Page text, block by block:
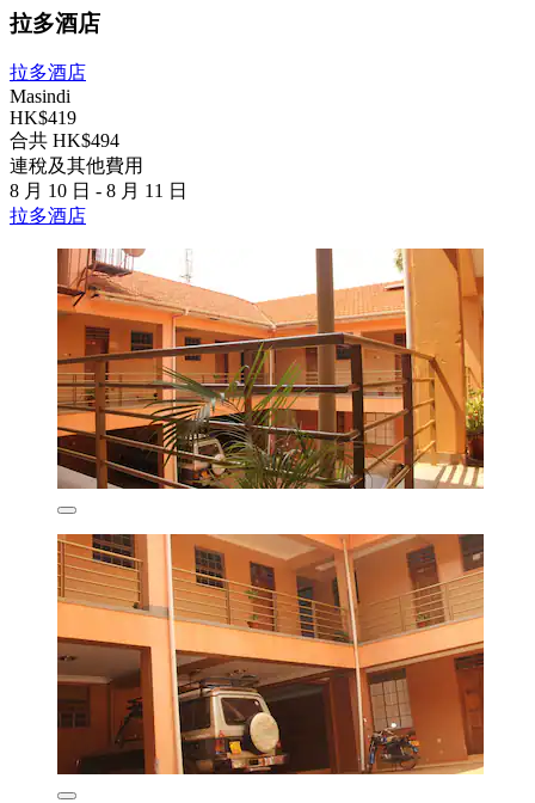
拉多酒店
拉多酒店
Masindi
HK$419
合共 HK$494
連稅及其他費用
8 月 10 日 - 8 月 11 日
拉多酒店